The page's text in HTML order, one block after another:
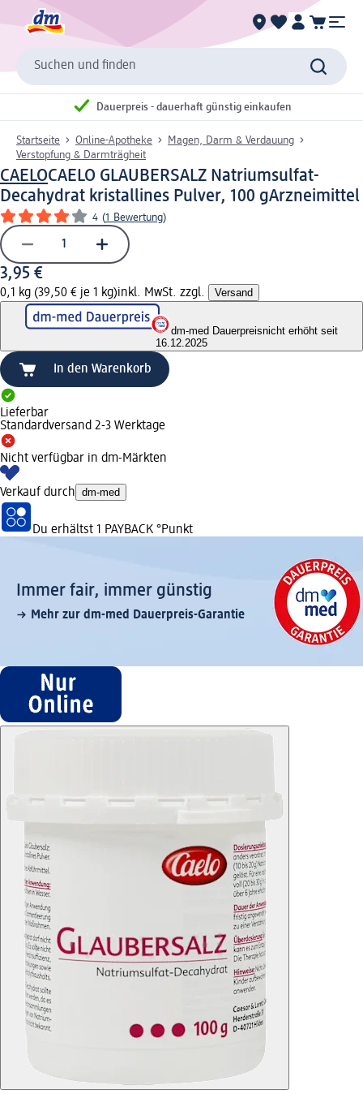
Suchen und finden
Dauerpreis - dauerhaft günstig einkaufen
Startseite Online-Apotheke
Magen, Darm & Verdauung
Verstopfung & Darmträgheit
CAELOCAELO GLAUBERSALZ Natriumsulfat-
Decahydrat kristallines Pulver, 100 gArzneimittel
4 (1 Bewertung)
3,95 €
0,1 kg (39,50 € je 1 kg)inkl. MwSt. zzgl. Versand
dm-med Dauerpreisnicht erhöht seit
16.12.2025
In den Warenkorb
Lieferbar
Standardversand 2-3 Werktage
Nicht verfügbar in dm-Märkten
Verkauf durch dm-med
Du erhältst 1 PAYBACK °Punkt
Immer fair,­ immer günstig
Mehr zur dm-med Dauerpreis-Garantie